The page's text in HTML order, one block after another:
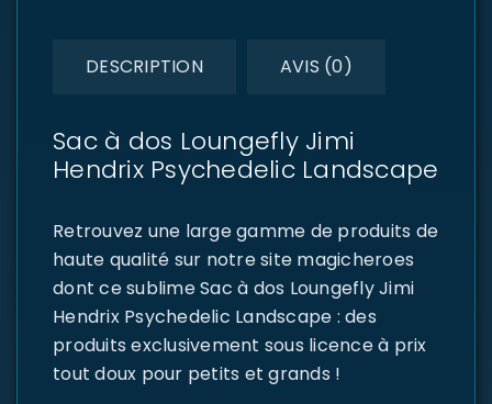
DESCRIPTION AVIS (0)
Sac à dos Loungefly Jimi
Hendrix Psychedelic Landscape
Retrouvez une large gamme de produits de
haute qualité sur notre site magicheroes
dont ce sublime Sac à dos Loungefly Jimi
Hendrix Psychedelic Landscape : des
produits exclusivement sous licence à prix
tout doux pour petits et grands !